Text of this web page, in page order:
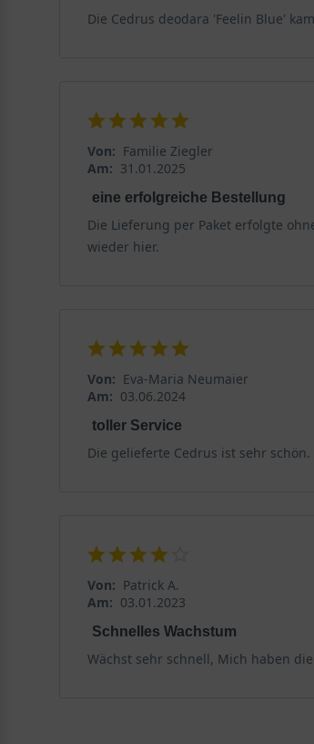
Die Cedrus deodara 'Feelin Blue'
Von: Familie Ziegler
Am: 31.01.2025
eine erfolgreiche Bestellung
Die Lieferung per Paket erfolgte
wieder hier.
Von: Eva-Maria Neumaier
Am: 03.06.2024
toller Service
Die gelieferte Cedrus ist sehr
Von: Patrick A.
Am: 03.01.2023
Schnelles Wachstum
Wächst sehr schnell, Mich haben